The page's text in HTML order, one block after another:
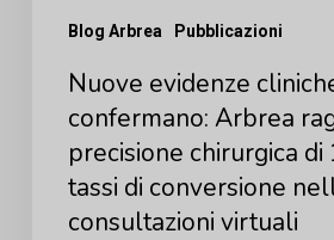
chirurgica
100%
Blog Arbrea Pubblicazioni
Nuove evidenze
confermano: Arbrea
precisione chirurgica
tassi di conversione
consultazioni virtuali